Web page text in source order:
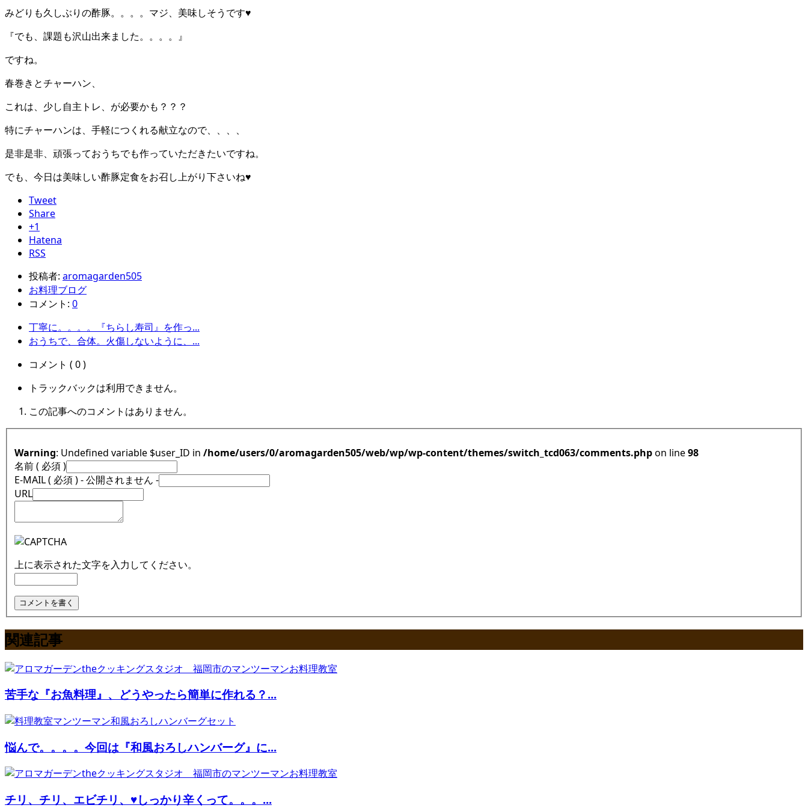
みどりも久しぶりの酢豚。。。。マジ、美味しそうです♥
『でも、課題も沢山出来ました。。。。』
ですね。
春巻きとチャーハン、
これは、少し自主トレ、が必要かも？？？
特にチャーハンは、手軽につくれる献立なので、、、、
是非是非、頑張っておうちでも作っていただきたいですね。
でも、今日は美味しい酢豚定食をお召し上がり下さいね♥
Tweet
Share
+1
Hatena
RSS
投稿者: aromagarden505
お料理ブログ
コメント: 0
丁寧に。。。。『ちらし寿司』を作っ...
おうちで、合体。火傷しないように、...
コメント ( 0 )
トラックバックは利用できません。
この記事へのコメントはありません。
Warning : Undefined variable $user_ID in /home/users/0/aromagarden505/web/wp/wp-content/themes/switch_tcd063/comments.phpon line98
名前 ( 必須 )
E-MAIL ( 必須 ) - 公開されません -
URL
上に表示された文字を入力してください。
関連記事
苦手な『お魚料理』、どうやったら簡単に作れる？...
悩んで。。。。今回は『和風おろしハンバーグ』に...
チリ、チリ、エビチリ、♥しっかり辛くって。。。...